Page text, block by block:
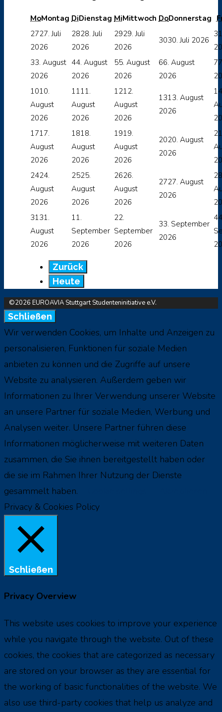
MoMontag DiDienstag MiMittwoch DoDonnerstag
2727. Juli
2026
2828. Juli
2026
2929. Juli
2026
3030. Juli 2026
31
33. August
2026
44. August
2026
55. August
2026
66. August
2026
7
1010.
August
2026
1111.
August
2026
1212.
August
2026
1313. August
2026
14
1717.
August
2026
1818.
August
2026
1919.
August
2026
2020. August
2026
21
2424.
August
2026
2525.
August
2026
2626.
August
2026
2727. August
2026
28
3131.
August
2026
11.
September
2026
22.
September
2026
33. September
2026
4
Zurück
Heute
©2026 EUROAVIA Stuttgart Studenteninitiative e.V.
Schließen
Wir verwenden Cookies, um Inhalte und Anzeigen zu
personalisieren, Funktionen für soziale Medien
anbieten zu können und die Zugriffe auf unsere
Website zu analysieren. Außerdem geben wir
Informationen zu Ihrer Verwendung unserer Website
an unsere Partner für soziale Medien, Werbung und
Analysen weiter. Unsere Partner führen diese
Informationen möglicherweise mit weiteren Daten
zusammen, die Sie ihnen bereitgestellt haben oder
die sie im Rahmen Ihrer Nutzung der Dienste
gesammelt haben.
Privacy & Cookies Policy
Schließen
Privacy Overview
This website uses cookies to improve your experience
while you navigate through the website. Out of these
cookies, the cookies that are categorized as necessary
are stored on your browser as they are essential for
the working of basic functionalities of the website. We
also use third-party cookies that help us analyze and